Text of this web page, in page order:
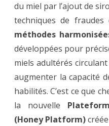
du miel par l’ajout de
techniques de
méthodes
développées pour
miels adultérés
augmenter la capacité
habilités. C’est ce que
la nouvelle
(Honey Platform)